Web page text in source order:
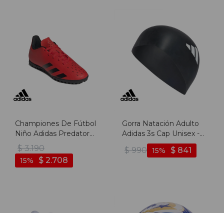
Championes De Fútbol
Niño Adidas Predator
Freack .4 T - Rojo-negro
$ 3.190
$ 2.708
15
Gorra Natación Adulto
Adidas 3s Cap Unisex -
Negro-blanco
$ 990 $ 841
15